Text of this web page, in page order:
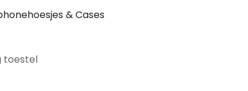
& Cases
toestel